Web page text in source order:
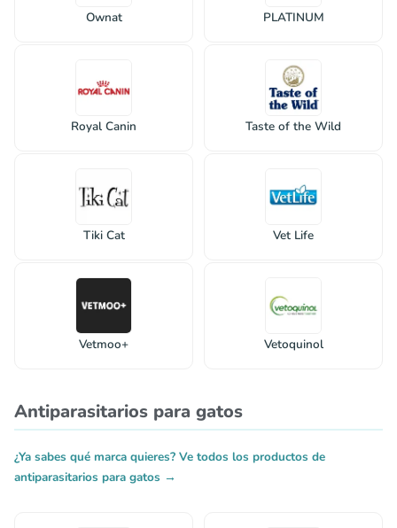
Ownat PLATINUM
Royal Canin Taste of the Wild
Tiki Cat Vet Life
Vetmoo+ Vetoquinol
Antiparasitarios para gatos
¿Ya sabes qué marca quieres? Ve todos los productos de
antiparasitarios para gatos →